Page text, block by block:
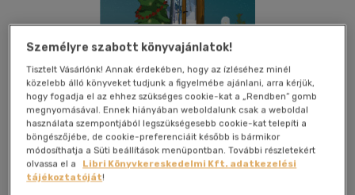
Személyre szabott könyvajánlatok!
Tisztelt Vásárlónk! Annak érdekében, hogy az ízléséhez minél
közelebb álló könyveket tudjunk a figyelmébe ajánlani, arra kérjük,
hogy fogadja el az ehhez szükséges cookie-kat a „Rendben” gomb
megnyomásával. Ennek hiányában weboldalunk csak a weboldal
használata szempontjából legszükségesebb cookie-kat telepíti a
böngészőjébe, de cookie-preferenciáit később is bármikor
módosíthatja a Süti beállítások menüpontban. További részletekért
olvassa el a
Libri Könyvkereskedelmi Kft. adatkezelési
tájékoztatóját!